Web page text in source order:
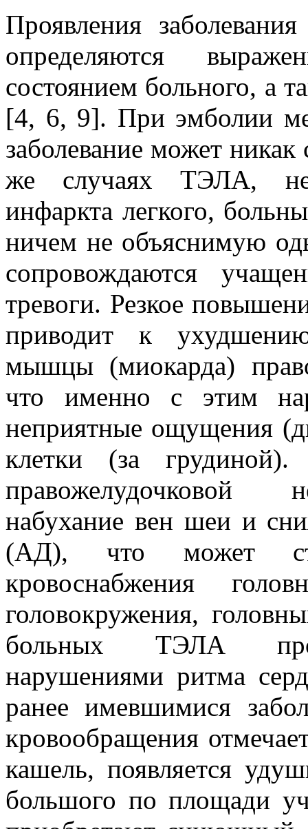
Проявления
определяются
состоянием больного, а
[4, 6, 9]. При эмболии
заболевание может
же случаях ТЭЛА, не
инфаркта легкого,
ничем не объяснимую
сопровождаются
тревоги. Резкое
приводит к
мышцы (миокарда)
что именно с этим
неприятные ощущения
клетки (за
правожелудочковой
набухание вен шеи и
(АД), что может
кровоснабжения
головокружения,
больных ТЭЛА
нарушениями ритма
ранее имевшимися
кровообращения
кашель, появляется
большого по площади